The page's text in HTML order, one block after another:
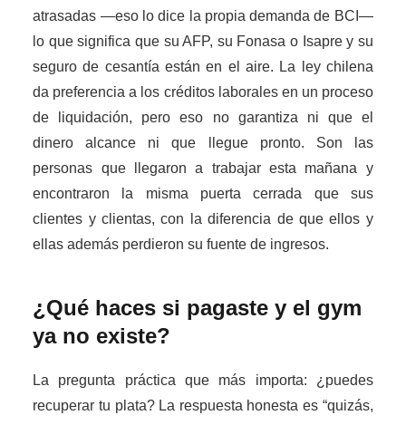
atrasadas —eso lo dice la propia demanda de BCI—
lo que significa que su AFP, su Fonasa o Isapre y su
seguro de cesantía están en el aire. La ley chilena
da preferencia a los créditos laborales en un proceso
de liquidación, pero eso no garantiza ni que el
dinero alcance ni que llegue pronto. Son las
personas que llegaron a trabajar esta mañana y
encontraron la misma puerta cerrada que sus
clientes y clientas, con la diferencia de que ellos y
ellas además perdieron su fuente de ingresos.
¿Qué haces si pagaste y el gym
ya no existe?
La pregunta práctica que más importa: ¿puedes
recuperar tu plata? La respuesta honesta es “quizás,